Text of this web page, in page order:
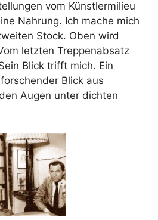
vom Künstlermilieu
Nahrung. Ich mache mich
Stock. Oben wird
letzten Treppenabsatz
Blick trifft mich. Ein
Blick aus
Augen unter dichten